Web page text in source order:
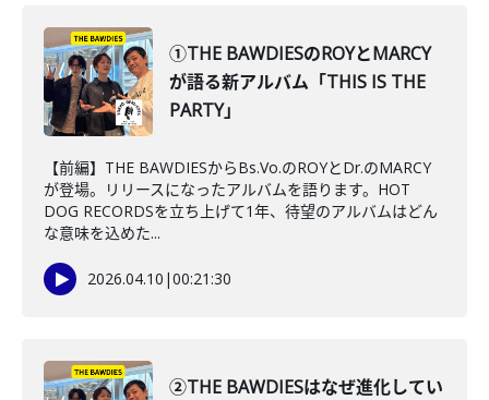
①THE BAWDIESのROYとMARCY
が語る新アルバム「THIS IS THE
PARTY」
【前編】THE BAWDIESからBs.Vo.のROYとDr.のMARCY
が登場。リリースになったアルバムを語ります。HOT
DOG RECORDSを立ち上げて1年、待望のアルバムはどん
な意味を込めた...
2026.04.10 |00:21:30
②THE BAWDIESはなぜ進化してい